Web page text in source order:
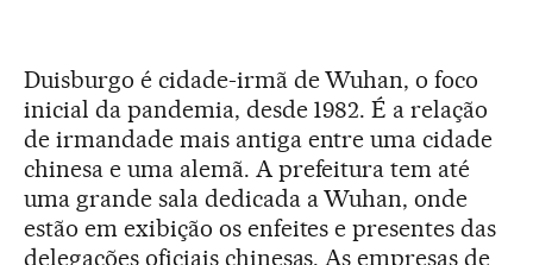
Duisburgo é cidade-irmã de Wuhan, o foco
inicial da pandemia, desde 1982. É a relação
de irmandade mais antiga entre uma cidade
chinesa e uma alemã. A prefeitura tem até
uma grande sala dedicada a Wuhan, onde
estão em exibição os enfeites e presentes das
delegações oficiais chinesas. As empresas de